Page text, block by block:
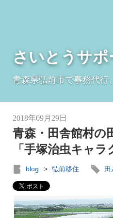
さいとうサポ
青森県弘前市で事務代行
2018年09月29日
青森・田舎館村の
「手塚治虫キャラ
blog > 弘前移住 田